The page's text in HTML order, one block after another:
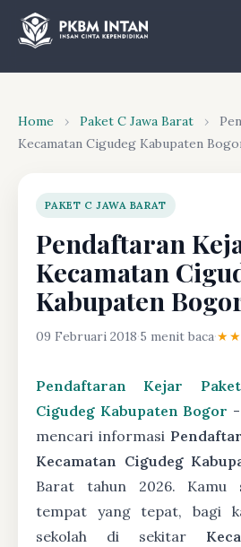
Home › Paket C Jawa Barat ›
Kecamatan Cigudeg Kabupaten
PAKET C JAWA BARAT
Pendaftaran
Kecamatan
Kabupaten
09 Februari 2018·5 menit baca·
Pendaftaran Kejar
Cigudeg Kabupaten Bogor
mencari informasi
Kecamatan Cigudeg
Barat tahun 2026. Kamu
tempat yang tepat, bagi
sekolah di sekitar